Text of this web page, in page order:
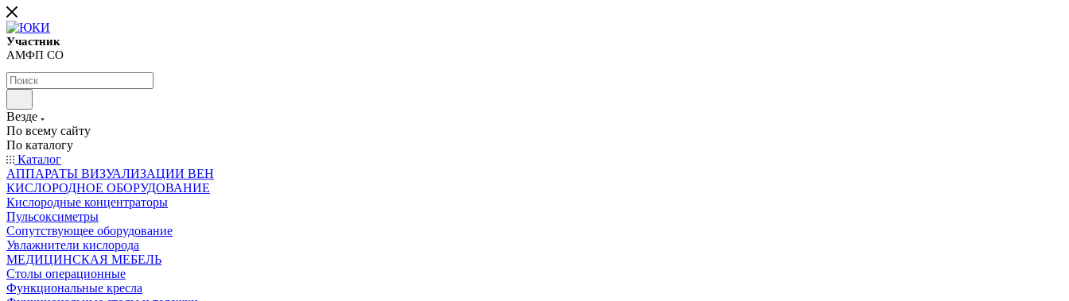
Участник
АМФП СО
Везде
По всему сайту
По каталогу
Каталог
АППАРАТЫ ВИЗУАЛИЗАЦИИ ВЕН
КИСЛОРОДНОЕ ОБОРУДОВАНИЕ
Кислородные концентраторы
Пульсоксиметры
Сопутствующее оборудование
Увлажнители кислорода
МЕДИЦИНСКАЯ МЕБЕЛЬ
Столы операционные
Функциональные кресла